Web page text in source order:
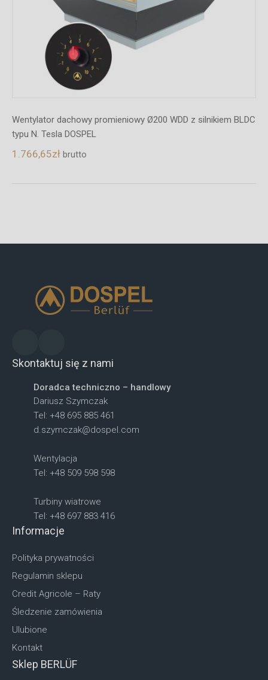
Wentylator dachowy promieniowy Ø150 WDD z silnikiem BLDC
typu N. Tesla DOSPEL
1.355,91zł brutto
Skontaktuj się z nami
Doradca techniczno – handlowy
Dariusz Szymczak
Tel: +48 695 885 461
d.szymczak@dospel.com
Wentylacja
Tel: +48 509 598 598
Turbiny wiatrowe
Tel: +48 697 883 416
Informacje
Polityka prywatności
Regulamin sklepu
Credit Agricole – Raty
Śledzenie zamówienia
Ulubione
Kontakt
Sklep BERLÜF